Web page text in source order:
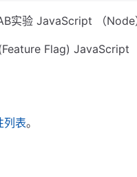
实验 JavaScript （Node
Flag) JavaScript
列表。